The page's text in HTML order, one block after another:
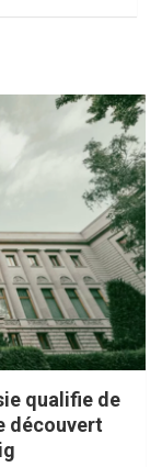
qualifie de
découvert